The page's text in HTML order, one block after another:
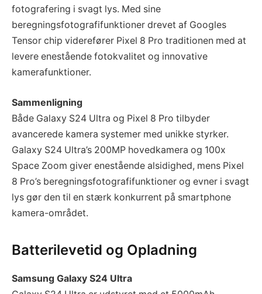
fotografering i svagt lys. Med sine
beregningsfotografifunktioner drevet af Googles
Tensor chip viderefører Pixel 8 Pro traditionen med at
levere enestående fotokvalitet og innovative
kamerafunktioner.
Sammenligning
Både Galaxy S24 Ultra og Pixel 8 Pro tilbyder
avancerede kamera systemer med unikke styrker.
Galaxy S24 Ultra’s 200MP hovedkamera og 100x
Space Zoom giver enestående alsidighed, mens Pixel
8 Pro’s beregningsfotografifunktioner og evner i svagt
lys gør den til en stærk konkurrent på smartphone
kamera-området.
Batterilevetid og Opladning
Samsung Galaxy S24 Ultra